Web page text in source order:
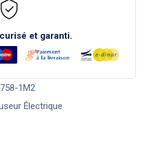
et garanti.
1M2
Électrique